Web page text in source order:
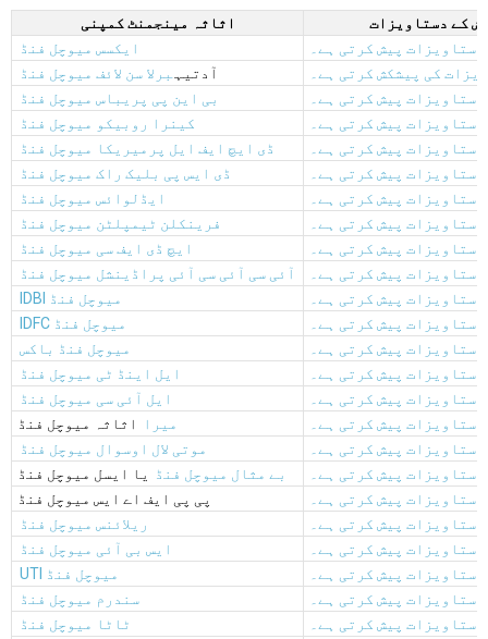
اثاثہ مینجمنٹ کمپنی
کے دستاویزات
ایکسس میوچل فنڈ
پیش کرتی ہے۔
آدتیہ برلا سن لائف میوچل فنڈ
کی پیشکش کرتی ہے۔
بی این پی پریباس میوچل فنڈ
پیش کرتی ہے۔
کینرا روبیکو میوچل فنڈ
پیش کرتی ہے۔
ڈی ایچ ایف ایل پرمیریکا میوچل فنڈ
پیش کرتی ہے۔
ڈی ایس پی بلیک راک میوچل فنڈ
پیش کرتی ہے۔
ایڈلوائس میوچل فنڈ
پیش کرتی ہے۔
فرینکلن ٹیمپلٹن میوچل فنڈ
پیش کرتی ہے۔
ایچ ڈی ایف سی میوچل فنڈ
پیش کرتی ہے۔
آئی سی آئی سی آئی پراڈینشل میوچل فنڈ
پیش کرتی ہے۔
IDBI میوچل فنڈ
پیش کرتی ہے۔
IDFC میوچل فنڈ
پیش کرتی ہے۔
میوچل فنڈ باکس
پیش کرتی ہے۔
ایل اینڈ ٹی میوچل فنڈ
پیش کرتی ہے۔
ایل آئی سی میوچل فنڈ
پیش کرتی ہے۔
میرا
اثاثہ میوچل فنڈ
پیش کرتی ہے۔
موتی لال اوسوال میوچل فنڈ
پیش کرتی ہے۔
بے مثال میوچل فنڈ
یا ایسل میوچل فنڈ
پیش کرتی ہے۔
پی پی ایف اے ایس میوچل فنڈ
پیش کرتی ہے۔
ریلائنس میوچل فنڈ
پیش کرتی ہے۔
ایس بی آئی میوچل فنڈ
پیش کرتی ہے۔
UTI میوچل فنڈ
پیش کرتی ہے۔
سندرم میوچل فنڈ
پیش کرتی ہے۔
ٹاٹا میوچل فنڈ
پیش کرتی ہے۔